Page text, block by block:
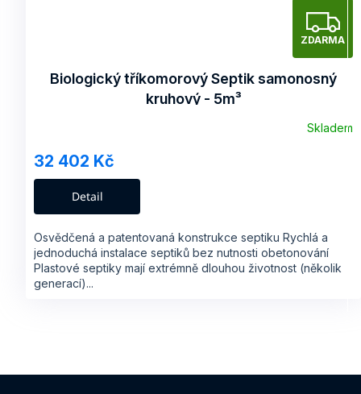
Z
R
ZDARMA
Biologický tříkomorový Septik samonosný
kruhový - 5m³
Skladem
32 402 Kč
Detail
Osvědčená a patentovaná konstrukce septiku Rychlá a
jednoduchá instalace septiků bez nutnosti obetonování
Plastové septiky mají extrémně dlouhou životnost (několik
generací)...
Z